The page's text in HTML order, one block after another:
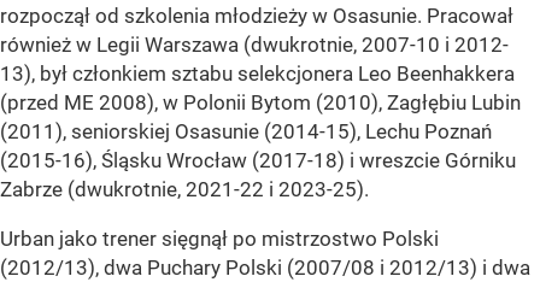
rozpoczął od szkolenia młodzieży w Osasunie. Pracował
również w Legii Warszawa (dwukrotnie, 2007-10 i 2012-
13), był członkiem sztabu selekcjonera Leo Beenhakkera
(przed ME 2008), w Polonii Bytom (2010), Zagłębiu Lubin
(2011), seniorskiej Osasunie (2014-15), Lechu Poznań
(2015-16), Śląsku Wrocław (2017-18) i wreszcie Górniku
Zabrze (dwukrotnie, 2021-22 i 2023-25).
Urban jako trener sięgnął po mistrzostwo Polski
(2012/13), dwa Puchary Polski (2007/08 i 2012/13) i dwa